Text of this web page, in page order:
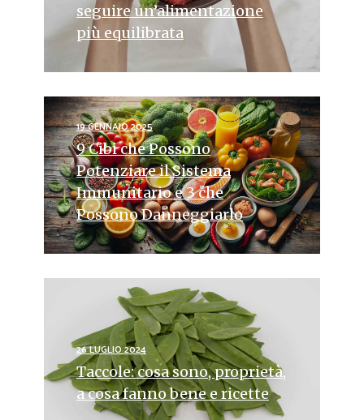
seguire un’alimentazione
più equilibrata
19 GENNAIO 2025
9 Cibi che Possono
Potenziare il Sistema
Immunitario e 3 che
Possono Danneggiarlo
26 LUGLIO 2024
Taccole: cosa sono, proprietà,
a cosa fanno bene e ricette